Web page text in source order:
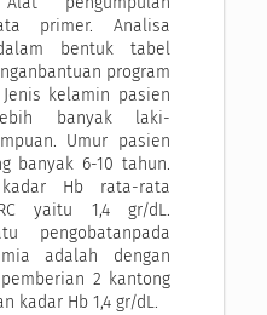
primer. Analisa
bentuk tabel
program
kelamin pasien
banyak laki-
Umur pasien
banyak 6-10 tahun.
kadar Hb rata-rata
yaitu 1,4 gr/dL.
pengobatanpada
adalah dengan
2 kantong
kadar Hb 1,4 gr/dL.